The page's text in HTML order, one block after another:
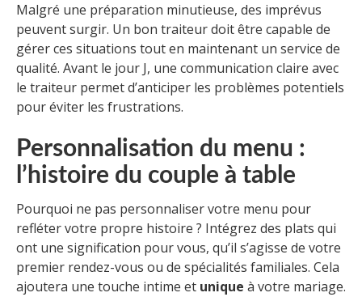
Malgré une préparation minutieuse, des imprévus
peuvent surgir. Un bon traiteur doit être capable de
gérer ces situations tout en maintenant un service de
qualité. Avant le jour J, une communication claire avec
le traiteur permet d’anticiper les problèmes potentiels
pour éviter les frustrations.
Personnalisation du menu :
l’histoire du couple à table
Pourquoi ne pas personnaliser votre menu pour
refléter votre propre histoire ? Intégrez des plats qui
ont une signification pour vous, qu’il s’agisse de votre
premier rendez-vous ou de spécialités familiales. Cela
ajoutera une touche intime et unique à votre mariage.